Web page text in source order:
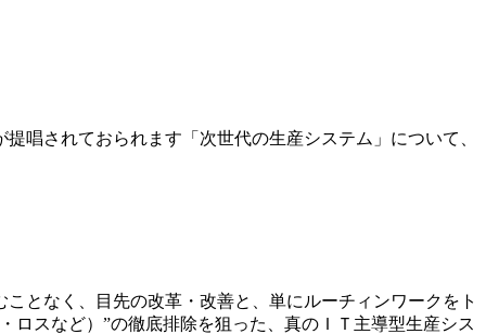
唱されておられます「次世代の生産システム」について、
となく、目先の改革・改善と、単にルーチィンワークをト
ロスなど）”の徹底排除を狙った、真のＩＴ主導型生産シス